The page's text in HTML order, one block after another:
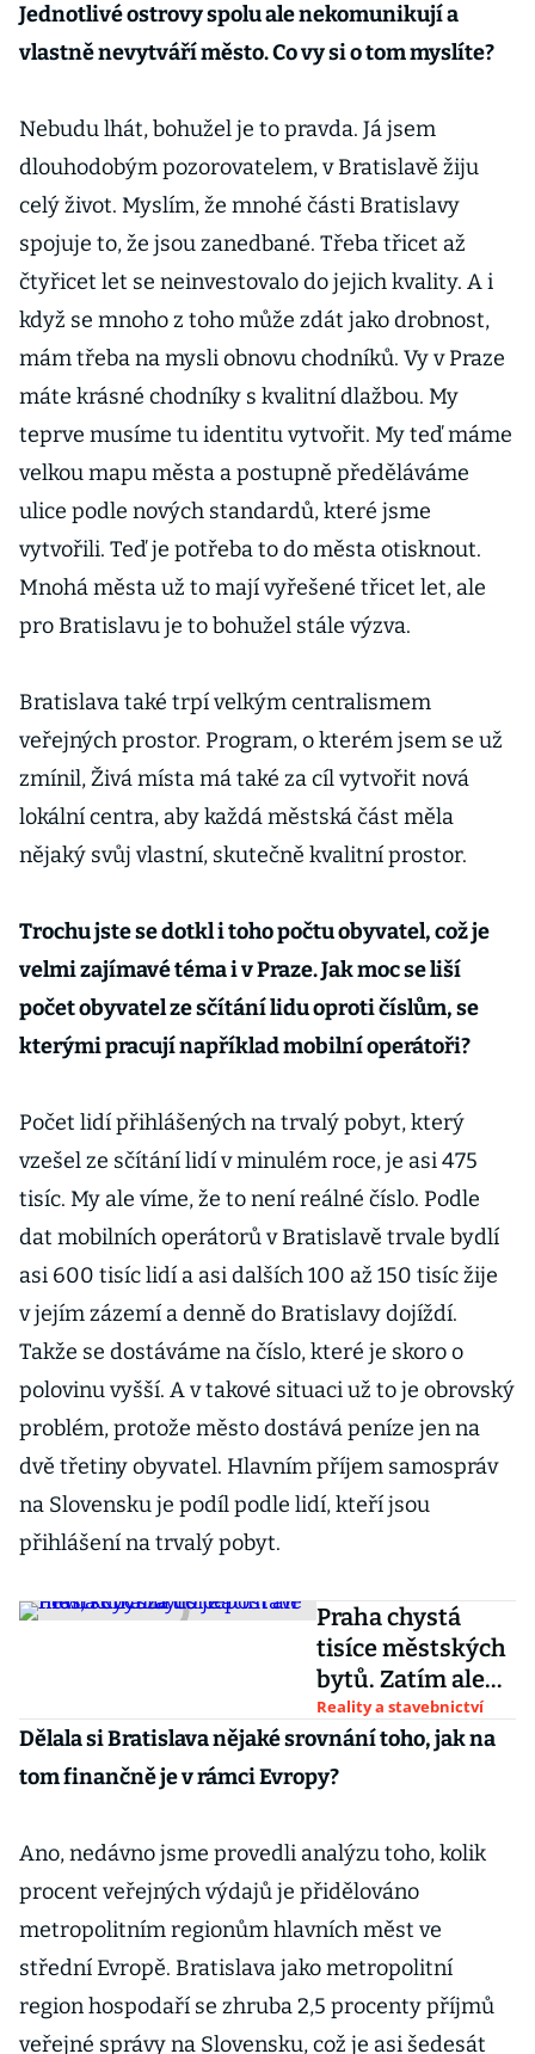
Jednotlivé ostrovy spolu ale nekomunikují a
vlastně nevytváří město. Co vy si o tom myslíte?
Nebudu lhát, bohužel je to pravda. Já jsem
dlouhodobým pozorovatelem, v Bratislavě žiju
celý život. Myslím, že mnohé části Bratislavy
spojuje to, že jsou zanedbané. Třeba třicet až
čtyřicet let se neinvestovalo do jejich kvality. A i
když se mnoho z toho může zdát jako drobnost,
mám třeba na mysli obnovu chodníků. Vy v Praze
máte krásné chodníky s kvalitní dlažbou. My
teprve musíme tu identitu vytvořit. My teď máme
velkou mapu města a postupně předěláváme
ulice podle nových standardů, které jsme
vytvořili. Teď je potřeba to do města otisknout.
Mnohá města už to mají vyřešené třicet let, ale
pro Bratislavu je to bohužel stále výzva.
Bratislava také trpí velkým centralismem
veřejných prostor. Program, o kterém jsem se už
zmínil, Živá místa má také za cíl vytvořit nová
lokální centra, aby každá městská část měla
nějaký svůj vlastní, skutečně kvalitní prostor.
Trochu jste se dotkl i toho počtu obyvatel, což je
velmi zajímavé téma i v Praze. Jak moc se liší
počet obyvatel ze sčítání lidu oproti číslům, se
kterými pracují například mobilní operátoři?
Počet lidí přihlášených na trvalý pobyt, který
vzešel ze sčítání lidí v minulém roce, je asi 475
tisíc. My ale víme, že to není reálné číslo. Podle
dat mobilních operátorů v Bratislavě trvale bydlí
asi 600 tisíc lidí a asi dalších 100 až 150 tisíc žije
v jejím zázemí a denně do Bratislavy dojíždí.
Takže se dostáváme na číslo, které je skoro o
polovinu vyšší. A v takové situaci už to je obrovský
problém, protože město dostává peníze jen na
dvě třetiny obyvatel. Hlavním příjem samospráv
na Slovensku je podíl podle lidí, kteří jsou
přihlášení na trvalý pobyt.
Praha chystá
tisíce městských
bytů. Zatím ale
neví, kdo a za co
je postaví
Reality a stavebnictví
Dělala si Bratislava nějaké srovnání toho, jak na
tom finančně je v rámci Evropy?
Ano, nedávno jsme provedli analýzu toho, kolik
procent veřejných výdajů je přidělováno
metropolitním regionům hlavních měst ve
střední Evropě. Bratislava jako metropolitní
region hospodaří se zhruba 2,5 procenty příjmů
veřejné správy na Slovensku, což je asi šedesát